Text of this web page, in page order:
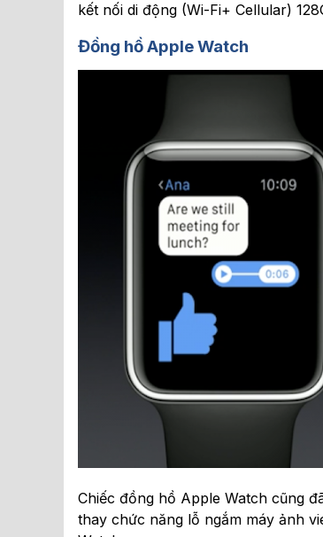
kết nối di động (Wi-Fi+ Cellular)
Đồng hồ Apple Watch
Chiếc đồng hồ Apple Watch cũng
thay chức năng lỗ ngắm máy ảnh